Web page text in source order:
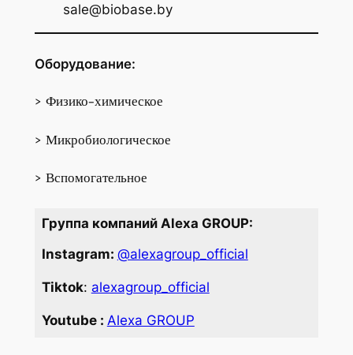
sale@biobase.by
Оборудование:
> Физико-химическое
> Микробиологическое
> Вспомогательное
Группа компаний Alexa GROUP:
Instagram: @alexagroup_official
Tiktok: alexagroup_official
Youtube : Alexa GROUP